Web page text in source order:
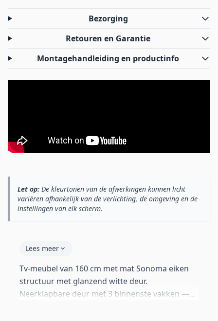
Bezorging
Retouren en Garantie
Montagehandleiding en productinfo
Let op: De kleurtonen van de afwerkingen kunnen licht
variëren afhankelijk van de verlichting, de omgeving en de
instellingen van elk scherm.
Lees meer
Tv-meubel van 160 cm met mat Sonoma eiken
structuur met glanzend witte deur.
Neerklapbare deur met 3 binnenste vakken —